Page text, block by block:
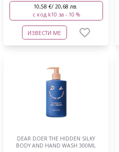
10,58 €/ 20,68 лв.
с код k10 за - 10 %
ИЗВЕСТИ МЕ
DEAR DOER THE HIDDEN SILKY
BODY AND HAND WASH 300ML